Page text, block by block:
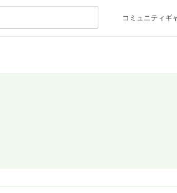
コミュニティギ